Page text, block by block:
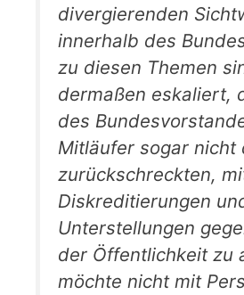
divergierenden
innerhalb des
zu diesen Themen
dermaßen eskaliert,
des
Mitläufer sogar nicht
zurückschreckten,
Diskreditierungen
Unterstellungen
der Öffentlichkeit zu
möchte nicht mit